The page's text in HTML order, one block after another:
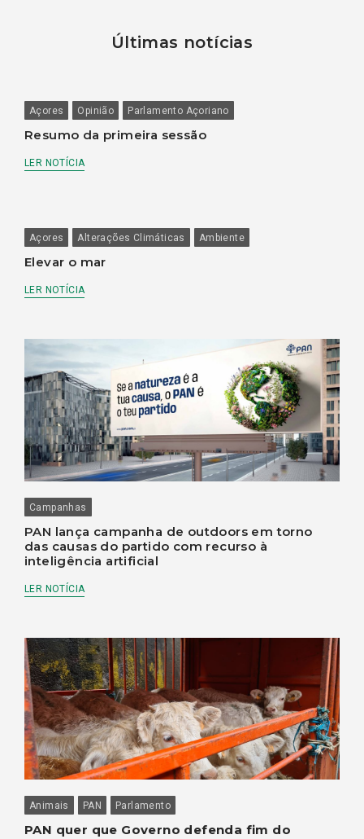
Últimas notícias
Açores Opinião Parlamento Açoriano
Resumo da primeira sessão
LER NOTÍCIA
Açores Alterações Climáticas Ambiente
Elevar o mar
LER NOTÍCIA
Campanhas
PAN lança campanha de outdoors em torno
das causas do partido com recurso à
inteligência artificial
LER NOTÍCIA
Animais PAN Parlamento
PAN quer que Governo defenda fim do